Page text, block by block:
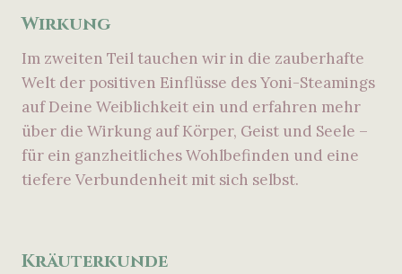
Wirkung
Im zweiten Teil tauchen wir in die zauberhafte
Welt der positiven Einflüsse des Yoni-Steamings
auf Deine Weiblichkeit ein und erfahren mehr
über die Wirkung auf Körper, Geist und Seele –
für ein ganzheitliches Wohlbefinden und eine
tiefere Verbundenheit mit sich selbst.
Kräuterkunde